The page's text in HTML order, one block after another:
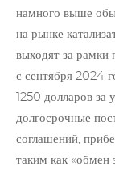
намного выше
на рынке
выходят за рамки
с сентября 2024
1250 долларов
долгосрочные
соглашений,
таким как «обмен